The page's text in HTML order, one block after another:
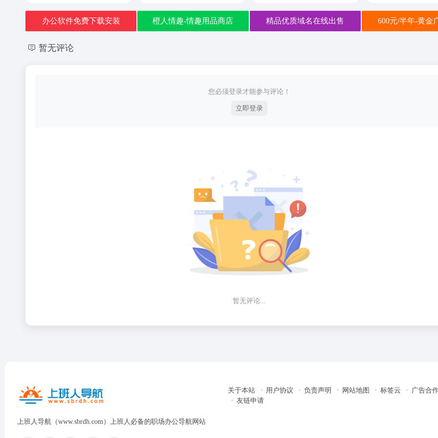
办公软件免费下载安装 橙人情趣-情趣用品商店 精品优质域名在线出售 600元/半年-黄金
暂无评论
您必须登录才能参与评论！
立即登录
暂无评论...
上班人导航（www.sbrdh.com）上班人必备的职场办公导航网站
关于本站 用户协议 负责声明 网站地图 标签云
广告合
友链申请